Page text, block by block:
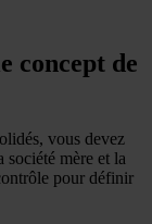
concept de
vous devez
société mère et la
pour définir